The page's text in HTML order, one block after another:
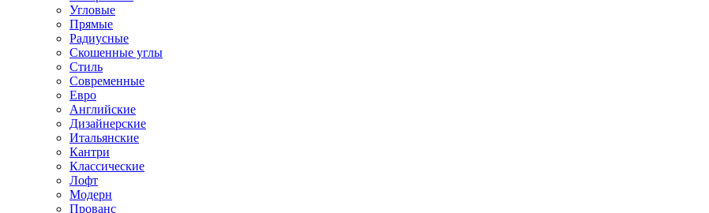
Угловые
Прямые
Радиусные
Скошенные углы
Стиль
Современные
Евро
Английские
Дизайнерские
Итальянские
Кантри
Классические
Лофт
Модерн
Прованс